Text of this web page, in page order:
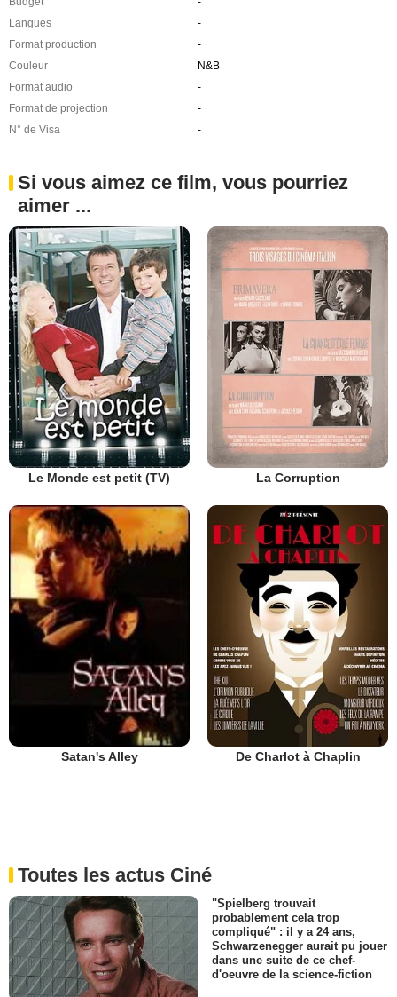
Langues
-
Format production
-
Couleur
N&B
Format audio
-
Format de projection
-
N° de Visa
-
Si vous aimez ce film, vous pourriez
aimer ...
Le Monde est petit (TV) La Corruption
Satan's Alley De Charlot à Chaplin
Toutes les actus Ciné
"Spielberg trouvait
probablement cela trop
compliqué" : il y a 24 ans,
Schwarzenegger aurait pu jouer
dans une suite de ce chef-
d'oeuvre de la science-fiction